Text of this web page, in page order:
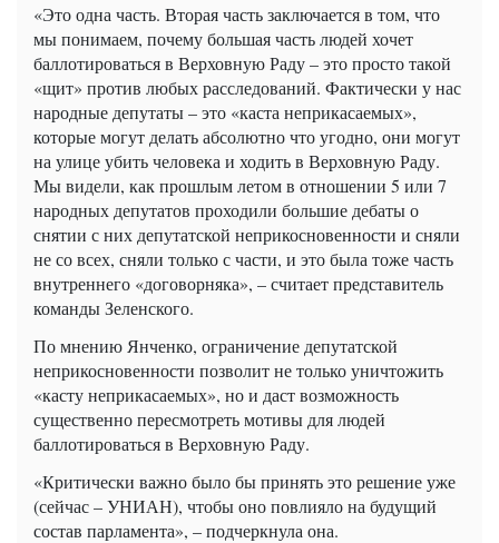
«Это одна часть. Вторая часть заключается в том, что
мы понимаем, почему большая часть людей хочет
баллотироваться в Верховную Раду – это просто такой
«щит» против любых расследований. Фактически у нас
народные депутаты – это «каста неприкасаемых»,
которые могут делать абсолютно что угодно, они могут
на улице убить человека и ходить в Верховную Раду.
Мы видели, как прошлым летом в отношении 5 или 7
народных депутатов проходили большие дебаты о
снятии с них депутатской неприкосновенности и сняли
не со всех, сняли только с части, и это была тоже часть
внутреннего «договорняка», – считает представитель
команды Зеленского.
По мнению Янченко, ограничение депутатской
неприкосновенности позволит не только уничтожить
«касту неприкасаемых», но и даст возможность
существенно пересмотреть мотивы для людей
баллотироваться в Верховную Раду.
«Критически важно было бы принять это решение уже
(сейчас – УНИАН), чтобы оно повлияло на будущий
состав парламента», – подчеркнула она.